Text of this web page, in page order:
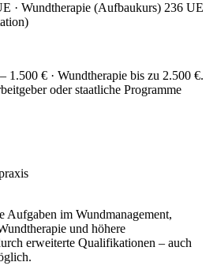
· Wundtherapie (Aufbaukurs) 236 UE
1.500 € · Wundtherapie bis zu 2.500 €.
oder staatliche Programme
Aufgaben im Wundmanagement,
und höhere
erweiterte Qualifikationen – auch